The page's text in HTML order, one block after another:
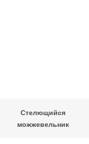
Стелющийся
можжевельник